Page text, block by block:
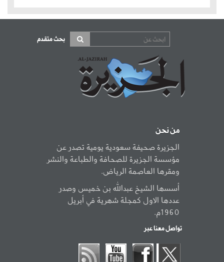
بحث متقدم
من نحن
الجزيرة صحيفة سعودية يومية تصدر عن
مؤسسة الجزيرة للصحافة والطباعة والنشر
ومقرها العاصمة الرياض.
أسسها الشيخ عبدالله بن خميس وصدر
عددها الاول كمجلة شهرية في أبريل
1960م.
تواصل معنا عبر